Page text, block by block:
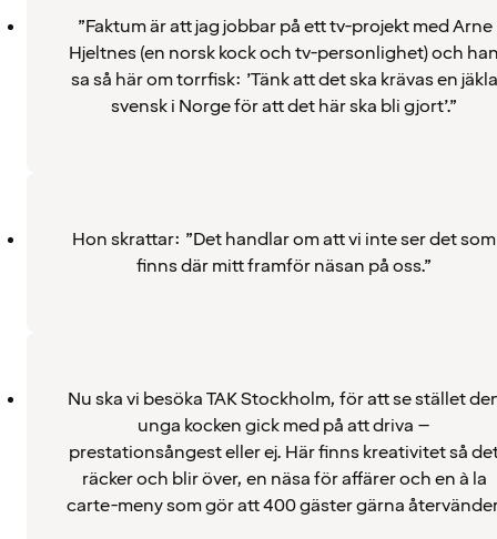
”Faktum är att jag jobbar på ett tv-projekt med Arne
Hjeltnes (en norsk kock och tv-personlighet) och
sa så här om torrfisk: ’Tänk att det ska krävas en jäkla
svensk i Norge för att det här ska bli gjort’.”
Hon skrattar: ”Det handlar om att vi inte ser det som
finns där mitt framför näsan på oss.”
Nu ska vi besöka TAK Stockholm, för att se stället
unga kocken gick med på att driva –
prestationsångest eller ej. Här finns kreativitet så
räcker och blir över, en näsa för affärer och en à la
carte-meny som gör att 400 gäster gärna